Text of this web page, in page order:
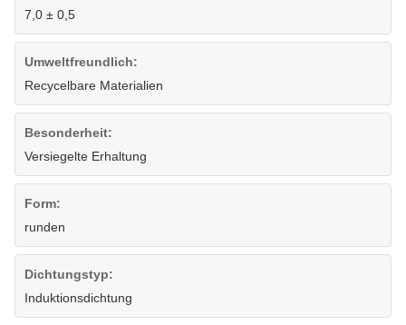
7,0 ± 0,5
Umweltfreundlich:
Recycelbare Materialien
Besonderheit:
Versiegelte Erhaltung
Form:
runden
Dichtungstyp:
Induktionsdichtung